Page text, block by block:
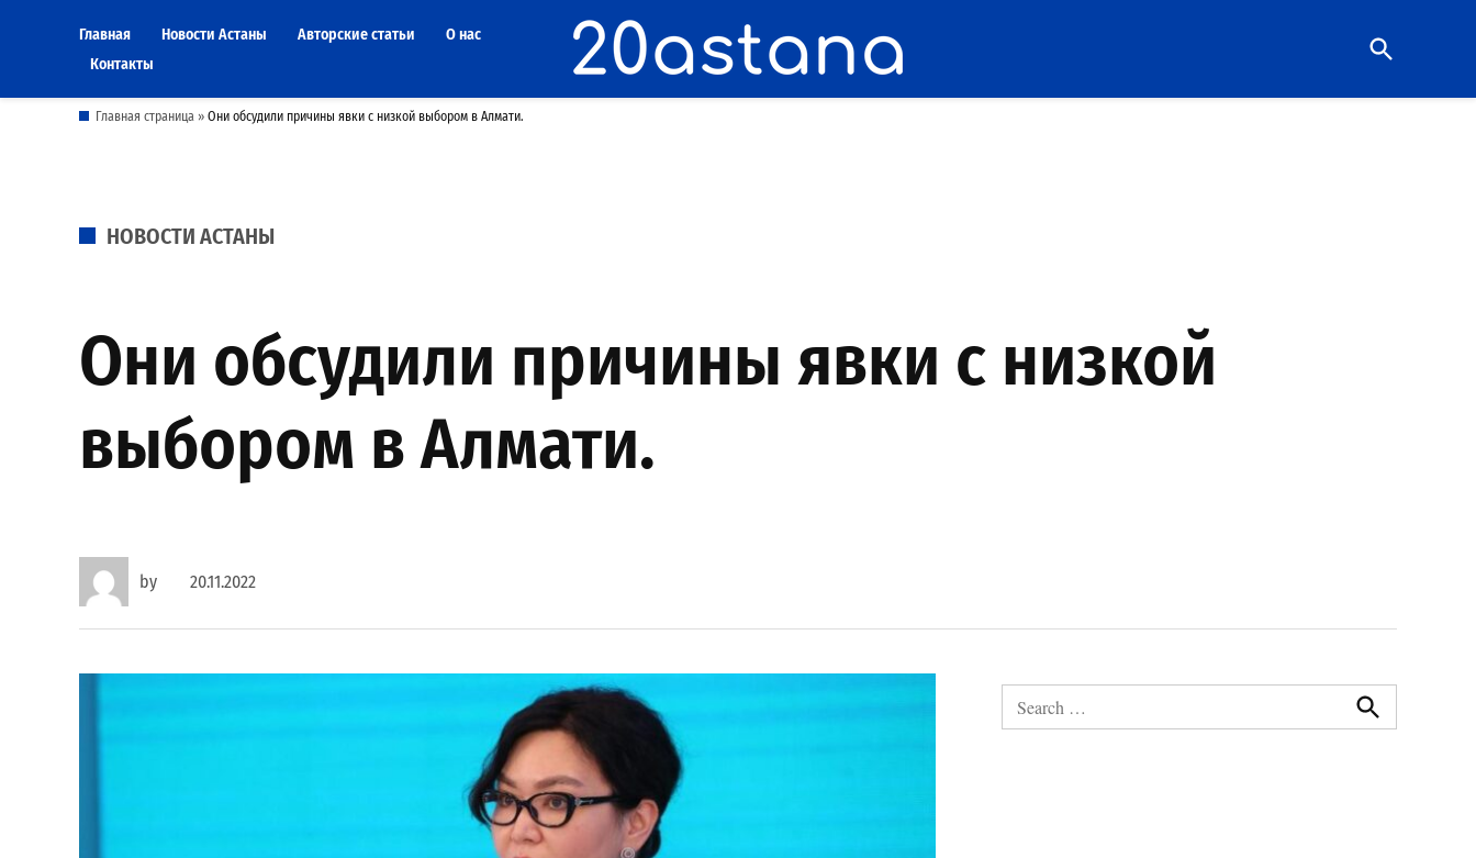
Главная Новости Астаны Авторские статьи
О нас
Контакты
Open
Search
Главная страница » Они обсудили причины явки с низкой выбором в Алмати.
POSTED
НОВОСТИ АСТАНЫ
Они обсудили причины явки с низкой
выбором в Алмати.
by 20.11.2022
Search
for:
Search